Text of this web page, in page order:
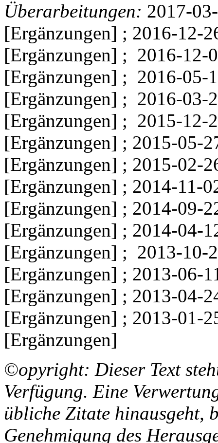
Überarbeitungen: 2017-
[Ergänzungen] ; 2016-12-
[Ergänzungen] ; 2016-12-
[Ergänzungen] ; 2016-05-
[Ergänzungen] ; 2016-03-
[Ergänzungen] ; 2015-12-
[Ergänzungen] ; 2015-05-
[Ergänzungen] ; 2015-02-
[Ergänzungen] ; 2014-11-
[Ergänzungen] ; 2014-09-
[Ergänzungen] ; 2014-04-
[Ergänzungen] ; 2013-10-
[Ergänzungen] ; 2013-06-
[Ergänzungen] ; 2013-04-
[Ergänzungen] ; 2013-01-
[Ergänzungen]
©opyright: Dieser Text
Verfügung. Eine
übliche Zitate hinausgeht,
Genehmigung des